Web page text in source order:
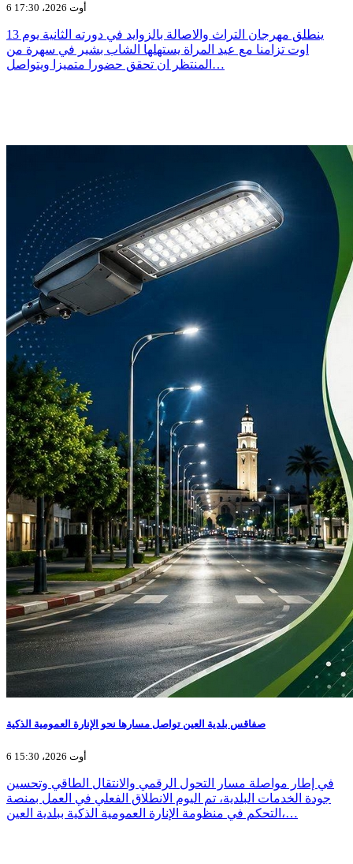
6 أوت 2026، 17:30
ينطلق مهرجان التراث والاصالة بالزوايد في دورته الثانية يوم 13
اوت تزامنا مع عيد المراة يستهلها الشاب بشير في سهرة من
المنتظر ان تحقق حضورا متميزا ويتواصل…
صفاقس بلدية العين تواصل مسارها نحو الإنارة العمومية الذكية
6 أوت 2026، 15:30
في إطار مواصلة مسار التحول الرقمي والانتقال الطاقي وتحسين
جودة الخدمات البلدية، تم اليوم الانطلاق الفعلي في العمل بمنصة
التحكم في منظومة الإنارة العمومية الذكية ببلدية العين،…